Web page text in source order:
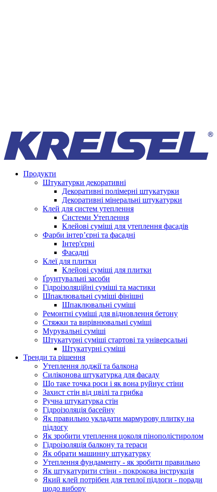
Продукти
Штукатурки декоративні
Декоративні полімерні штукатурки
Декоративні мінеральні штукатурки
Клей для систем утеплення
Системи Утеплення
Клейові суміші для утеплення фасадів
Фарби інтер’єрні та фасадні
Інтер'єрні
Фасадні
Клеї для плитки
Клейові суміші для плитки
Ґрунтувальні засоби
Гідроізоляційні суміші та мастики
Шпаклювальні суміші фінішні
Шпаклювальні суміші
Ремонтні суміші для відновлення бетону
Стяжки та вирівнювальні суміші
Мурувальні суміші
Штукатурні суміші стартові та універсальні
Штукатурні суміші
Тренди та рішення
Утеплення лоджії та балкона
Силіконова штукатурка для фасаду
Що таке точка роси і як вона руйнує стіни
Захист стін від цвілі та грибка
Ручна штукатурка стін
Гідроізоляція басейну
Як правильно укладати мармурову плитку на
підлогу
Як зробити утеплення цоколя пінополістиролом
Гідроізоляція балкону та тераси
Як обрати машинну штукатурку
Утеплення фундаменту - як зробити правильно
Як штукатурити стіни - покрокова інструкція
Який клей потрібен для теплої підлоги - поради
щодо вибору